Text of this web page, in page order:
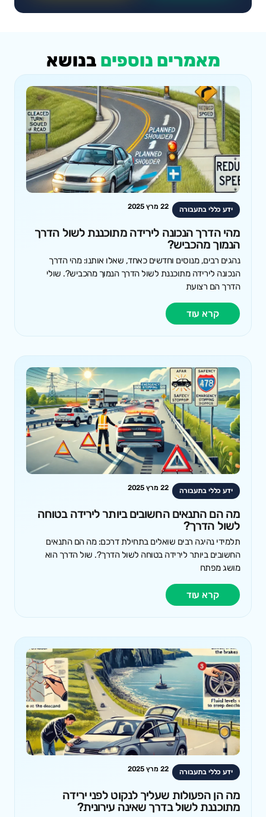
מאמרים נוספים בנושא
ידע כללי בתעבורה 22 מרץ 2025
מהי הדרך הנכונה לירידה מתוכננת לשול הדרך
הנמוך מהכביש?
נהגים רבים, מנוסים וחדשים כאחד, שאלו אותנו: מהי הדרך
הנכונה לירידה מתוכננת לשול הדרך הנמוך מהכביש?. שולי
הדרך הם רצועת
קרא עוד
ידע כללי בתעבורה 22 מרץ 2025
מה הם התנאים החשובים ביותר לירידה בטוחה
לשול הדרך?
תלמידי נהיגה רבים שואלים בתחילת דרכם: מה הם התנאים
החשובים ביותר לירידה בטוחה לשול הדרך?. שול הדרך הוא
מושג מפתח
קרא עוד
ידע כללי בתעבורה 22 מרץ 2025
מה הן הפעולות שעליך לנקוט לפני ירידה
מתוכננת לשול בדרך שאינה עירונית?